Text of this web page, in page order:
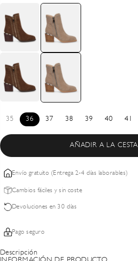
35 36 37 38 39 40 41
AÑADIR A LA CESTA
Envío gratuito (Entrega 2-4 días laborables)
Cambios fáciles y sin coste
Devoluciones en 30 días
Pago seguro
Descripción